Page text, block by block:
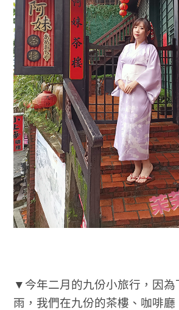
▼今年二月的九份小旅行，因為
雨，我們在九份的茶樓、咖啡廳